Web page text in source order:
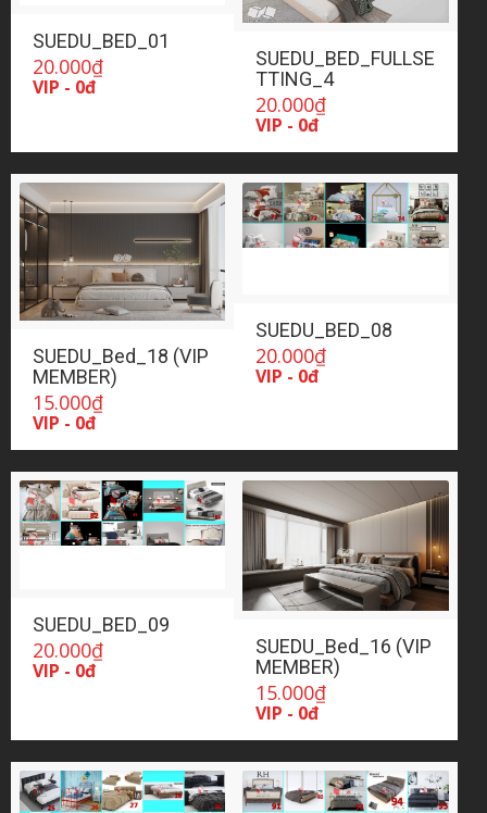
SUEDU_BED_01
20.000₫
VIP - 0đ
SUEDU_BED_FULLSE
TTING_4
20.000₫
VIP - 0đ
SUEDU_Bed_18 (VIP
MEMBER)
15.000₫
VIP - 0đ
SUEDU_BED_08
20.000₫
VIP - 0đ
SUEDU_BED_09
20.000₫
VIP - 0đ
SUEDU_Bed_16 (VIP
MEMBER)
15.000₫
VIP - 0đ